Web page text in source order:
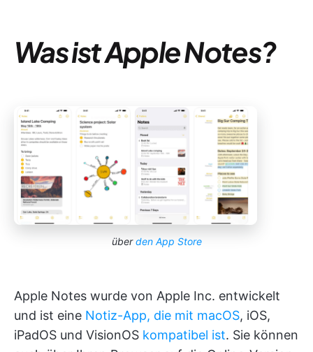
Was ist Apple Notes?
überden App Store
Apple Notes wurde von Apple Inc. entwickelt
und ist eine Notiz-App, die mit macOS, iOS,
iPadOS und VisionOS kompatibel ist. Sie können